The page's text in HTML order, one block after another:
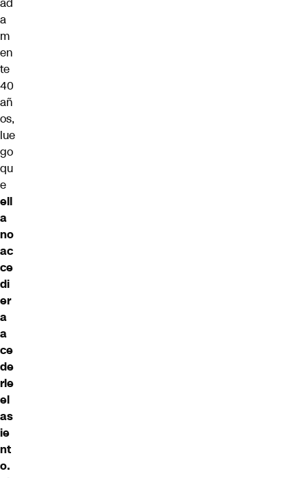
a
m
en
te
40
añ
os,
lue
go
qu
e
ell
a
no
ac
ce
di
er
a
a
ce
de
rle
el
as
ie
nt
o.